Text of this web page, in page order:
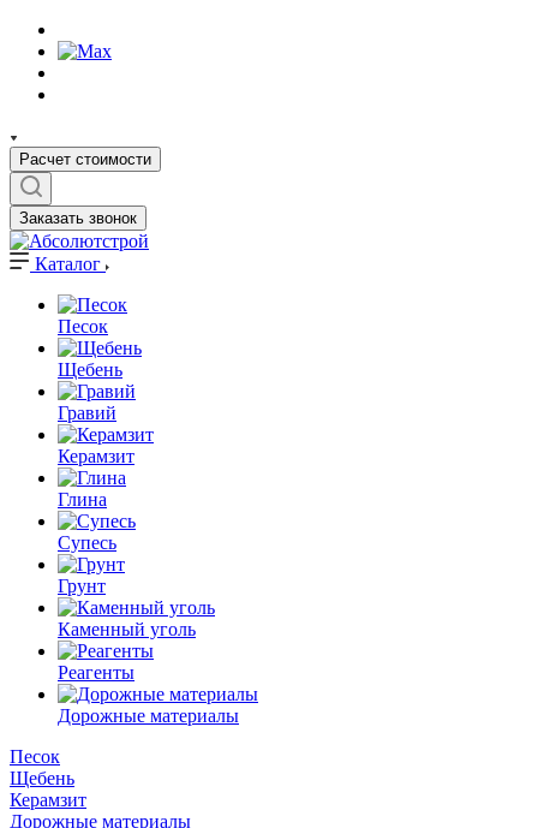
Расчет стоимости
Заказать звонок
Каталог
Песок
Щебень
Гравий
Керамзит
Глина
Супесь
Грунт
Каменный уголь
Реагенты
Дорожные материалы
Песок
Щебень
Керамзит
Дорожные материалы